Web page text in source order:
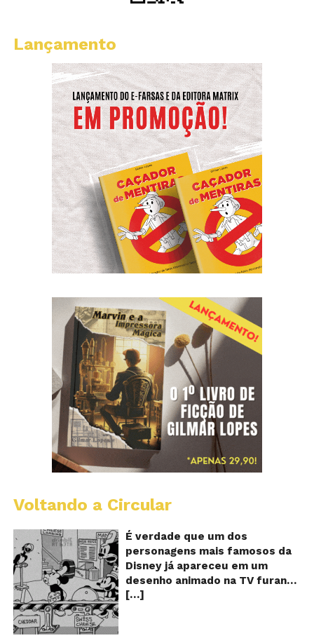
Lançamento
Voltando a Circular
É verdade que um dos
personagens mais famosos da
Disney já apareceu em um
desenho animado na TV furando
queijos com o seu pênis? O
[…]